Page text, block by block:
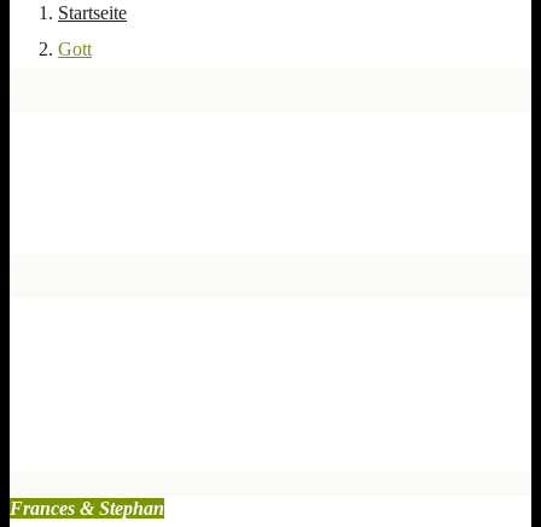
Startseite
Gott
Frances & Stephan